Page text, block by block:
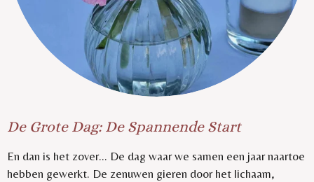
De Grote Dag: De Spannende Start
En dan is het zover... De dag waar we samen een jaar naartoe
hebben gewerkt. De zenuwen gieren door het lichaam,